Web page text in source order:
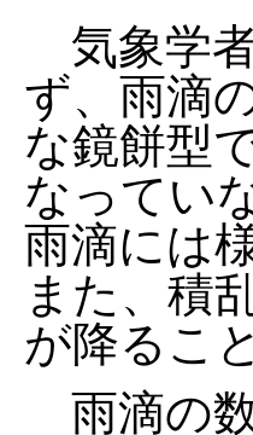
気象学
ず、雨滴
な鏡餅型
なってい
雨滴には
また、積
が降るこ
雨滴の